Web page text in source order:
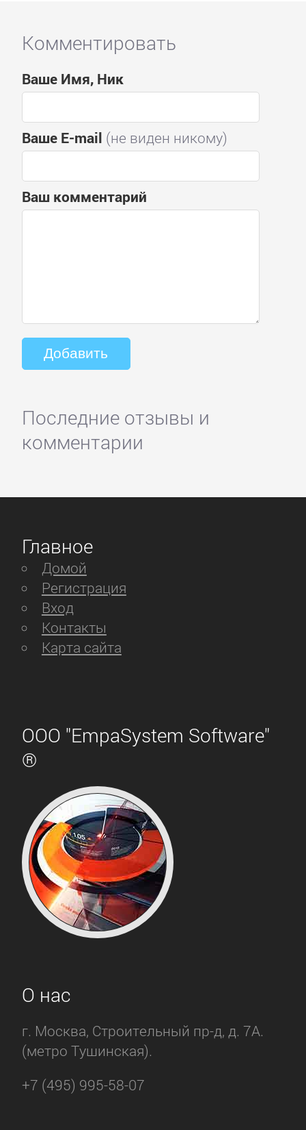
Комментировать
Ваше Имя, Ник
Ваше E-mail (не виден никому)
Ваш комментарий
Последние отзывы и
комментарии
Главное
Домой
Регистрация
Вход
Контакты
Карта сайта
ООО "EmpaSystem Software"
®
О нас
г. Москва, Строительный пр-д, д. 7А.
(метро Тушинская).
+7 (495) 995-58-07